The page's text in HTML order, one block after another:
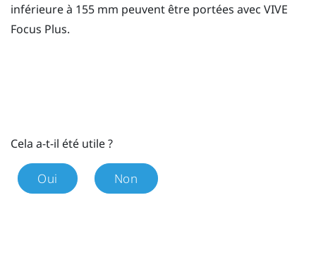
inférieure à 155 mm peuvent être portées avec VIVE
Focus Plus.
Cela a-t-il été utile ?
Oui Non